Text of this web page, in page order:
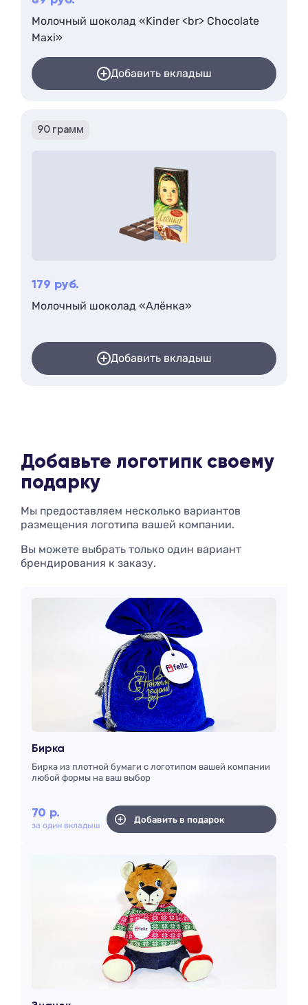
Молочный шоколад «Kinder <br> Chocolate
Maxi»
Добавить вкладыш
90 грамм
179 руб.
Молочный шоколад «Алёнка»
Добавить вкладыш
Добавьте логотипк своему
подарку
Мы предоставляем несколько вариантов
размещения логотипа вашей компании.
Вы можете выбрать только один вариант
брендирования к заказу.
Бирка
Бирка из плотной бумаги с логотипом вашей компании
любой формы на ваш выбор
70 р.
за один вкладыш
Добавить в подарок